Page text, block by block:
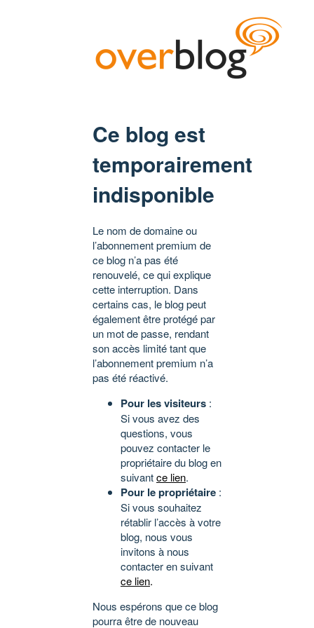
Ce blog est
temporairement
indisponible
Le nom de domaine ou
l’abonnement premium de
ce blog n’a pas été
renouvelé, ce qui explique
cette interruption. Dans
certains cas, le blog peut
également être protégé par
un mot de passe, rendant
son accès limité tant que
l’abonnement premium n’a
pas été réactivé.
Pour les visiteurs :
Si vous avez des
questions, vous
pouvez contacter le
propriétaire du blog en
suivantce lien.
Pour le propriétaire :
Si vous souhaitez
rétablir l’accès à votre
blog, nous vous
invitons à nous
contacter en suivant
ce lien.
Nous espérons que ce blog
pourra être de nouveau